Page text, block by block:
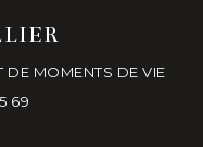
DE MOMENTS DE VIE
69